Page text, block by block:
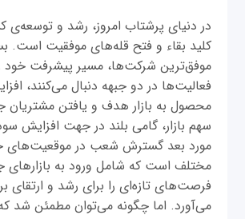
در دنیای پرشتاب امروز، رشد و توسعه‌ی
کلید بقاء و فتح قله‌های موفقیت است.
موفق‌ترین شرکت‌ها، مسیر پیشرفت خود
فعالیت‌ها در دو جبهه دنبال می‌کنند،
محصول به بازار هدف و یافتن مشتریان
سهم بازار، گامی بلند در جهت افزایش
مورد بعد گسترش شعب در موقعیت‌های
مختلف است که شامل ورود به
فرصت‌های تازه‌ای را برای رشد و ارتقای
می‌آورد. اما چگونه می‌توان مطمئن شد